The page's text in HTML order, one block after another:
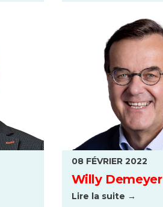
08 FÉVRIER 2022
Willy Demeyer
Lire la suite →